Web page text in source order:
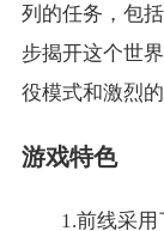
列的任务，包
步揭开这个世
役模式和激烈
游戏特色
1.前线采